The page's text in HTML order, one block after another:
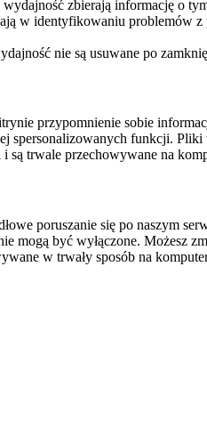
zbierają informację o
w identyfikowaniu problemów
nie są usuwane po
przypomnienie sobie
spersonalizowanych funkcji.
są trwale przechowywane na
poruszanie się po naszym
mogą być wyłączone. Możesz
w trwały sposób na